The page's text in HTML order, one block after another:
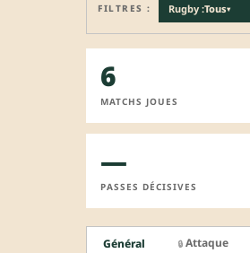
FILTRES : Rugby :Tous▾
6
MATCHS JOUES
—
PASSES DÉCISIVES
Général 🔒 Attaque